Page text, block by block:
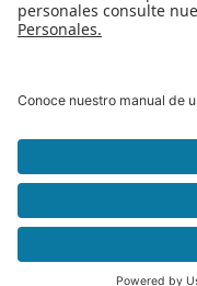
Más en esta categoría
«
Ministerio de Educación